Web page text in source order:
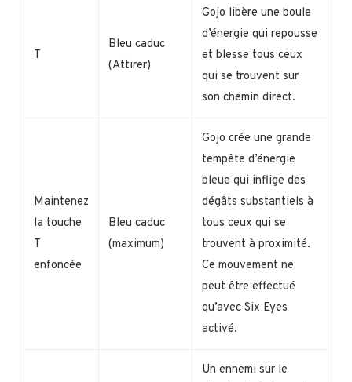
T
Bleu caduc
(Attirer)
Gojo libère une boule
d’énergie qui repousse
et blesse tous ceux
qui se trouvent sur
son chemin direct.
Maintenez
la touche
T
enfoncée
Bleu caduc
(maximum)
Gojo crée une grande
tempête d’énergie
bleue qui inflige des
dégâts substantiels à
tous ceux qui se
trouvent à proximité.
Ce mouvement ne
peut être effectué
qu’avec Six Eyes
activé.
Un ennemi sur le